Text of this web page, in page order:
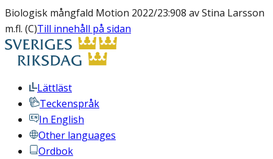
Biologisk mångfald Motion 2022/23:908 av Stina Larsson
m.fl. (C)Till innehåll på sidan
Lättläst
Teckenspråk
In English
Other languages
Ordbok